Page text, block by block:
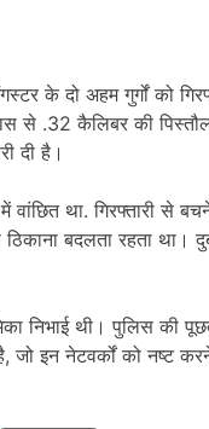
के दो अहम गुर्गों को
से .32 कैलिबर की
दी है।
था. गिरफ्तारी से
बदलता रहता
निभाई थी। पुलिस की
जो इन नेटवर्कों को नष्ट